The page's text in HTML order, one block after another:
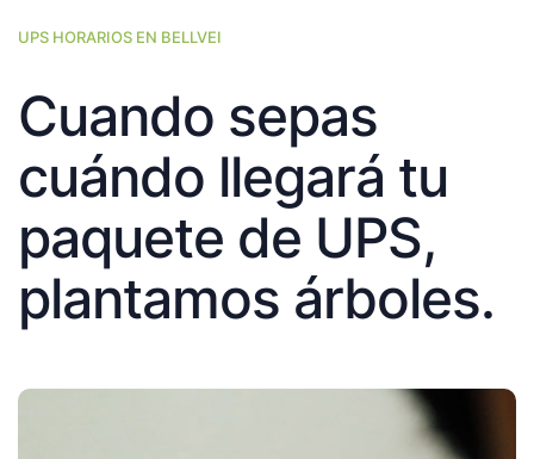
UPS HORARIOS EN BELLVEI
Cuando sepas
cuándo llegará tu
paquete de UPS,
plantamos árboles.